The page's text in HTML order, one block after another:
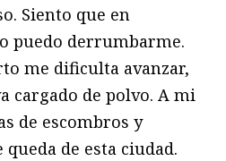
Siento que en
puedo derrumbarme.
me dificulta avanzar,
cargado de polvo. A mi
de escombros y
de esta ciudad.